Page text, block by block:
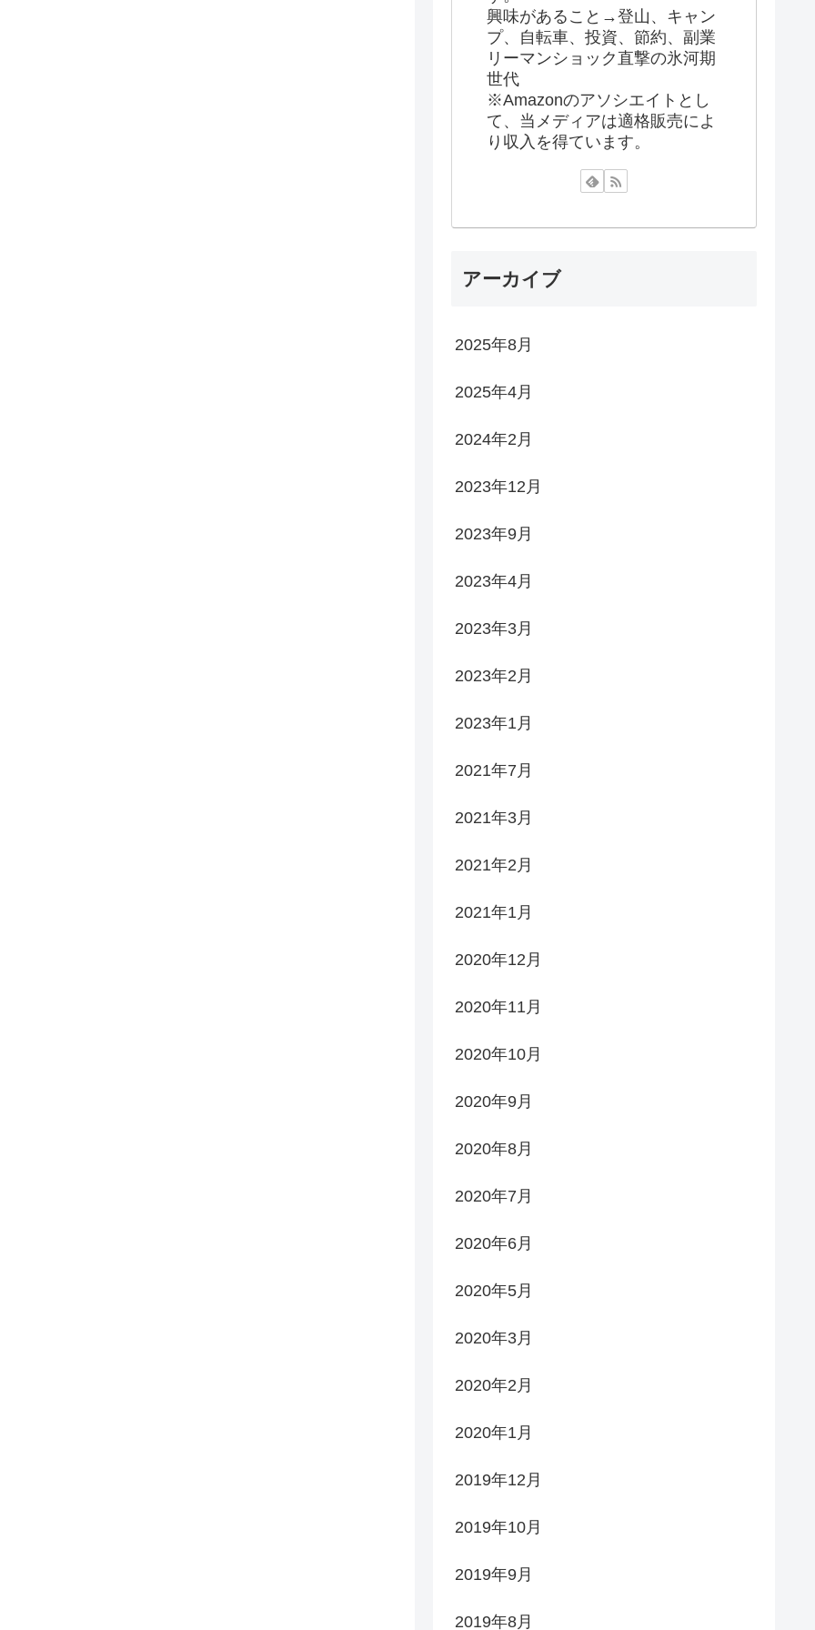
興味があること→登山、キャン
プ、自転車、投資、節約、副業
リーマンショック直撃の氷河期
世代
※Amazonのアソシエイトとし
て、当メディアは適格販売によ
り収入を得ています。
アーカイブ
2025年8月
2025年4月
2024年2月
2023年12月
2023年9月
2023年4月
2023年3月
2023年2月
2023年1月
2021年7月
2021年3月
2021年2月
2021年1月
2020年12月
2020年11月
2020年10月
2020年9月
2020年8月
2020年7月
2020年6月
2020年5月
2020年3月
2020年2月
2020年1月
2019年12月
2019年10月
2019年9月
2019年8月